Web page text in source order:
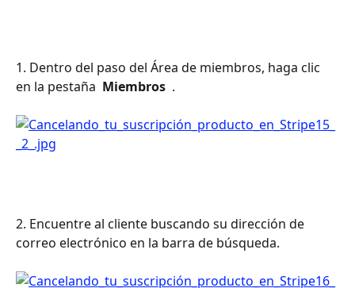
1. Dentro del paso del Área de miembros, haga clic
en la pestaña Miembros .
2. Encuentre al cliente buscando su dirección de
correo electrónico en la barra de búsqueda.